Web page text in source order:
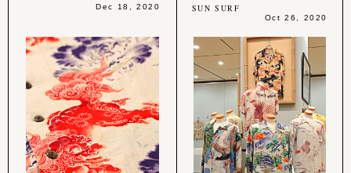
Dec 18, 2020 SUN SURF
Oct 26, 2020